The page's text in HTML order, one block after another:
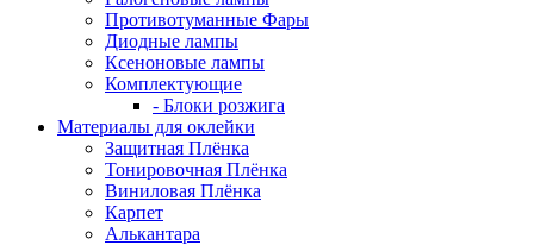
Противотуманные Фары
Диодные лампы
Ксеноновые лампы
Комплектующие
- Блоки розжига
Материалы для оклейки
Защитная Плёнка
Тонировочная Плёнка
Виниловая Плёнка
Карпет
Алькантара